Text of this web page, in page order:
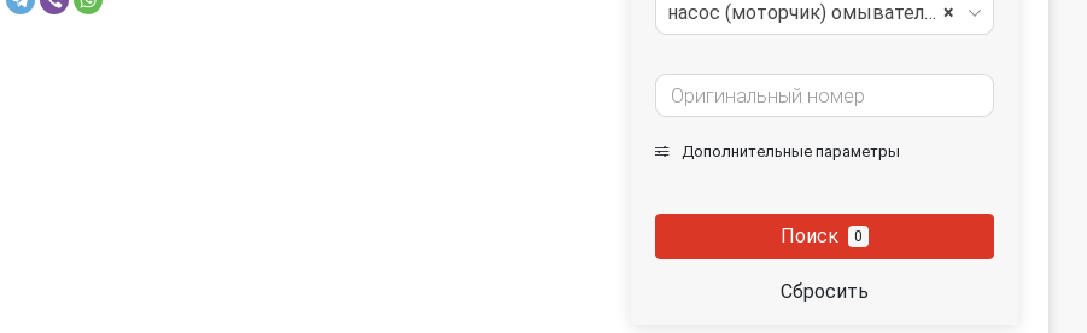
×
насос (моторчик) омывателя стекла
Дополнительные параметры
Поиск 0
Сбросить